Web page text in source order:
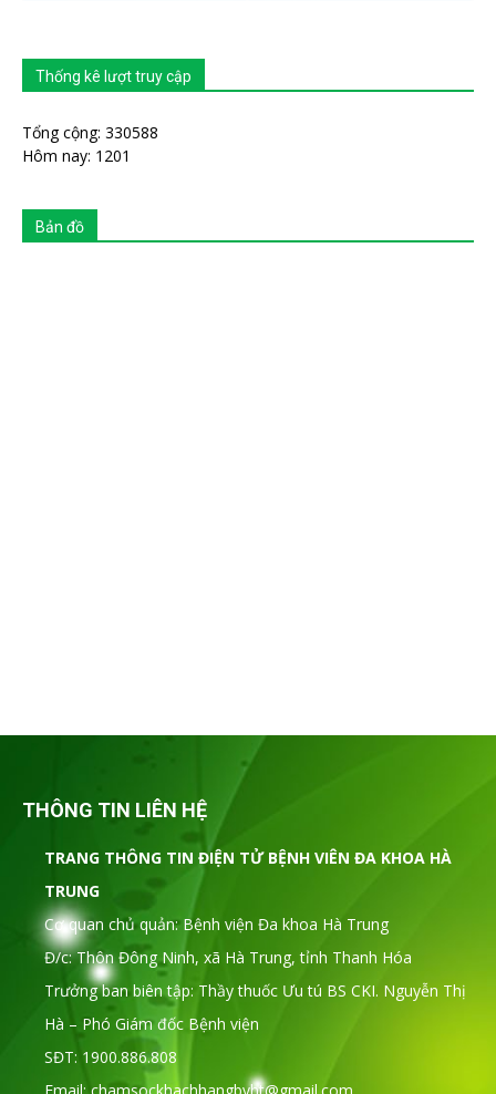
Thống kê lượt truy cập
Tổng cộng: 330588
Hôm nay: 1201
Bản đồ
THÔNG TIN LIÊN HỆ
TRANG THÔNG TIN ĐIỆN TỬ BỆNH VIÊN ĐA KHOA HÀ
TRUNG
Cơ quan chủ quản: Bệnh viện Đa khoa Hà Trung
Đ/c: Thôn Đông Ninh, xã Hà Trung, tỉnh Thanh Hóa
Trưởng ban biên tập: Thầy thuốc Ưu tú BS CKI. Nguyễn Thị
Hà – Phó Giám đốc Bệnh viện
SĐT: 1900.886.808